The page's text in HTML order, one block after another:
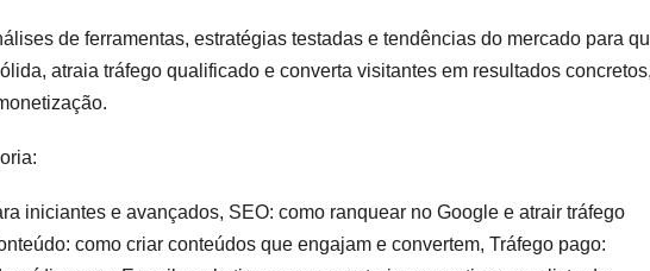
de ferramentas, estratégias testadas e tendências do mercado para
atraia tráfego qualificado e converta visitantes em resultados concretos,
iniciantes e avançados, SEO: como ranquear no Google e atrair tráfego
como criar conteúdos que engajam e convertem, Tráfego pago: